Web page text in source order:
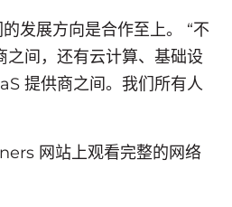
发展方向是合作至上。 “不
之间，还有云计算、基础设
提供商之间。我们所有人
网站上观看完整的网络